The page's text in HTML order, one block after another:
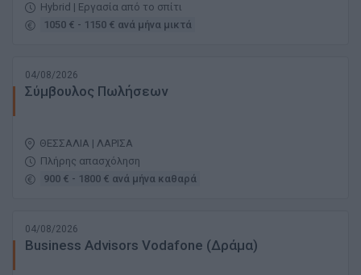
Hybrid | Εργασία από το σπίτι
1050 € - 1150 € ανά μήνα μικτά
04/08/2026
Σύμβουλος Πωλήσεων
ΘΕΣΣΑΛΙΑ | ΛΑΡΙΣΑ
Πλήρης απασχόληση
900 € - 1800 € ανά μήνα καθαρά
04/08/2026
Business Advisors Vodafone (Δράμα)